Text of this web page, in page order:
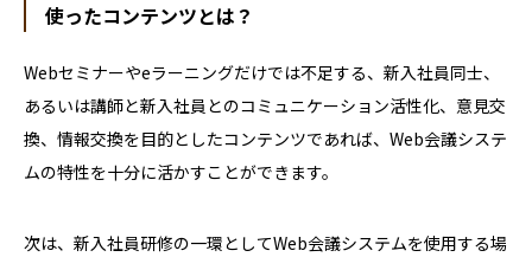
使ったコンテンツとは？
Webセミナーやeラーニングだけでは不足する、新入社員同士、
あるいは講師と新入社員とのコミュニケーション活性化、意見交
換、情報交換を目的としたコンテンツであれば、Web会議システ
ムの特性を十分に活かすことができます。
次は、新入社員研修の一環としてWeb会議システムを使用する場